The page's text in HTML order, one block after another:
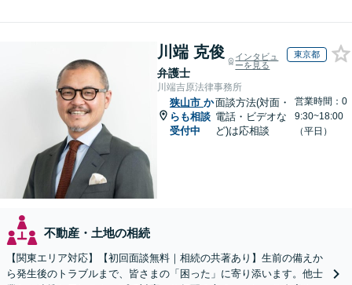
川端 克俊
弁護士
インタビュ
ーを見る
東京都
川端吉原法律事務所
狭山市 か
らも相談
受付中
面談方法(対面・
電話・ビデオな
ど)は応相談
営業時間：0
9:30~18:00
（平日）
不動産・土地の相続
【関東エリア対応】【初回面談無料｜相続の共著あり】生前の備えか
ら発生後のトラブルまで、皆さまの「困った」に寄り添います。他士